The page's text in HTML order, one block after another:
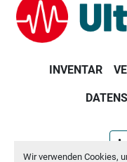
Wir verwenden Cookies,
INVENTAR